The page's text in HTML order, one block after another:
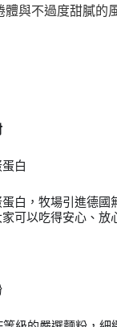
體與不過度甜膩的
白
白，牧場引進德國
可以吃得安心、放